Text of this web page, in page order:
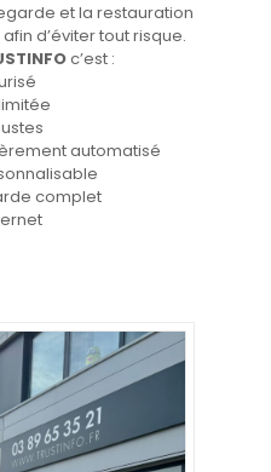
et la restauration
d’éviter tout risque.
c’est :
automatisé
complet